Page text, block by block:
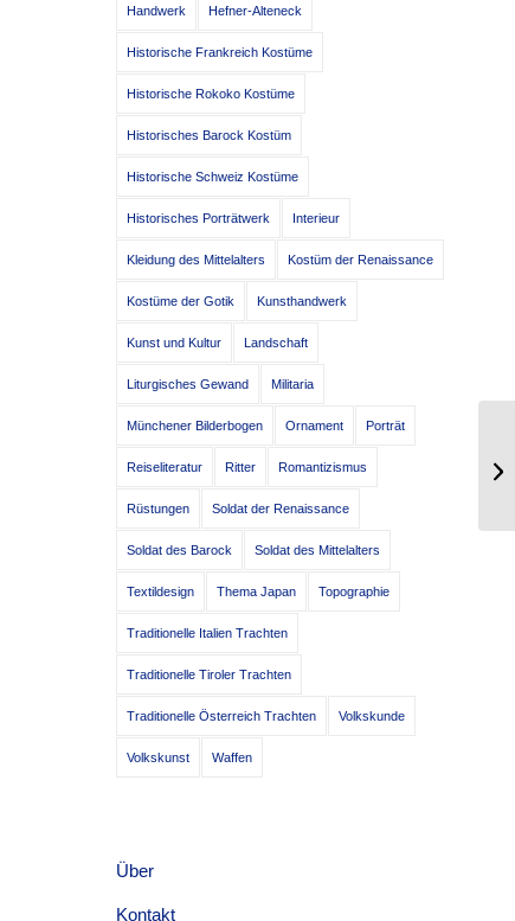
Handwerk Hefner-Alteneck
Historische Frankreich Kostüme
Historische Rokoko Kostüme
Historisches Barock Kostüm
Historische Schweiz Kostüme
Historisches Porträtwerk Interieur
Kleidung des Mittelalters Kostüm der Renaissance
Kostüme der Gotik Kunsthandwerk
Kunst und Kultur Landschaft
Liturgisches Gewand Militaria
Münchener Bilderbogen Ornament Porträt
Reiseliteratur Ritter Romantizismus
Rüstungen Soldat der Renaissance
Soldat des Barock Soldat des Mittelalters
Textildesign Thema Japan Topographie
Traditionelle Italien Trachten
Traditionelle Tiroler Trachten
Traditionelle Österreich Trachten Volkskunde
Volkskunst Waffen
Über
Kontakt